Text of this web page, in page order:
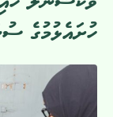
ހުށައެޅުމުގެ